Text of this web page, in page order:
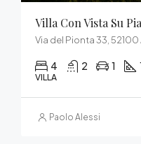
Villa Con Vista Su
Via del Pionta 33, 52100
4 2 1
VILLA
Paolo Alessi